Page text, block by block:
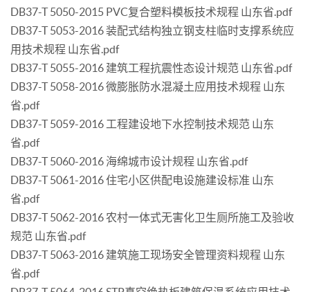
DB37-T 5050-2015 PVC复合塑料模板技术规程 山东省.pdf
DB37-T 5053-2016 装配式结构独立钢支柱临时支撑系统应
用技术规程 山东省.pdf
DB37-T 5055-2016 建筑工程抗震性态设计规范 山东省.pdf
DB37-T 5058-2016 微膨胀防水混凝土应用技术规程 山东
省.pdf
DB37-T 5059-2016 工程建设地下水控制技术规范 山东
省.pdf
DB37-T 5060-2016 海绵城市设计规程 山东省.pdf
DB37-T 5061-2016 住宅小区供配电设施建设标准 山东
省.pdf
DB37-T 5062-2016 农村一体式无害化卫生厕所施工及验收
规范 山东省.pdf
DB37-T 5063-2016 建筑施工现场安全管理资料规程 山东
省.pdf